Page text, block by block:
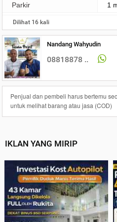
Parkir
1
Dilihat 16 kali
Nandang Wahyudin
08818878 ..
Penjual dan pembeli harus bertemu
untuk melihat barang atau jasa (COD)
IKLAN YANG MIRIP